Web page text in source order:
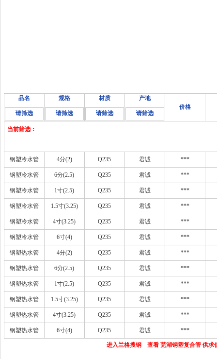
品名
请筛选
规格
请筛选
材质
请筛选
产地
请筛选
价格
当前筛选：
钢塑冷水管 4分(2) Q235 君诚 ***
钢塑冷水管 6分(2.5) Q235 君诚 ***
钢塑冷水管 1寸(2.5) Q235 君诚 ***
钢塑冷水管 1.5寸(3.25) Q235 君诚 ***
钢塑冷水管 4寸(3.25) Q235 君诚 ***
钢塑冷水管 6寸(4) Q235 君诚 ***
钢塑热水管 4分(2) Q235 君诚 ***
钢塑热水管 6分(2.5) Q235 君诚 ***
钢塑热水管 1寸(2.5) Q235 君诚 ***
钢塑热水管 1.5寸(3.25) Q235 君诚 ***
钢塑热水管 4寸(3.25) Q235 君诚 ***
钢塑热水管 6寸(4) Q235 君诚 ***
进入兰格搜钢 查看 芜湖钢塑复合管 供求